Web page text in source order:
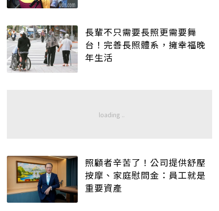
長輩不只需要長照更需要舞
台！完善長照體系，擁幸福晚
年生活
照顧者辛苦了！公司提供舒壓
按摩、家庭慰問金：員工就是
重要資產